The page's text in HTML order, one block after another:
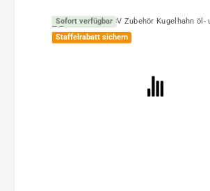
Sofort verfügbar
Staffelrabatt sichern